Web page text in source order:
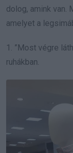
dolog, amink van.
amelyet a
1. ”Most végre
ruhákban.